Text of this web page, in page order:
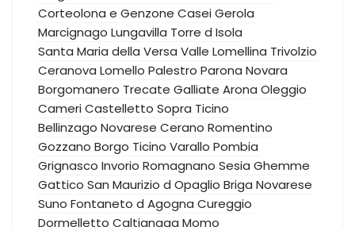
Corteolona e Genzone Casei Gerola
Marcignago Lungavilla Torre d Isola
Santa Maria della Versa Valle Lomellina Trivolzio
Ceranova Lomello Palestro Parona Novara
Borgomanero Trecate Galliate Arona Oleggio
CameriCastelletto Sopra Ticino
Bellinzago Novarese Cerano Romentino
Gozzano Borgo Ticino Varallo Pombia
Grignasco Invorio Romagnano Sesia Ghemme
Gattico San Maurizio d Opaglio Briga Novarese
Suno Fontaneto d Agogna Cureggio
Dormelletto Caltignaga Momo